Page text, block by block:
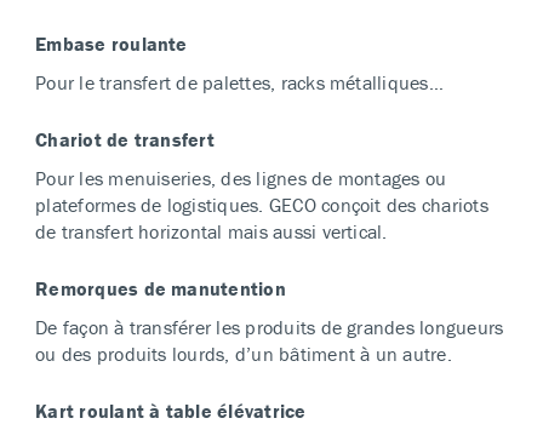
Embase roulante
Pour le transfert de palettes, racks métalliques…
Chariot de transfert
Pour les menuiseries, des lignes de montages ou
plateformes de logistiques. GECO conçoit des chariots
de transfert horizontal mais aussi vertical.
Remorques de manutention
De façon à transférer les produits de grandes longueurs
ou des produits lourds, d’un bâtiment à un autre.
Kart roulant à table élévatrice